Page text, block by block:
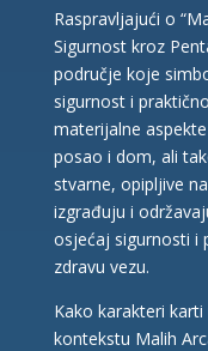
Raspravljajući o
Sigurnost kroz
područje koje
sigurnost i
materijalne
posao i dom, ali
stvarne, opipljive
izgrađuju i
osjećaj sigurnosti i
zdravu vezu.
Kako karakteri
kontekstu Malih